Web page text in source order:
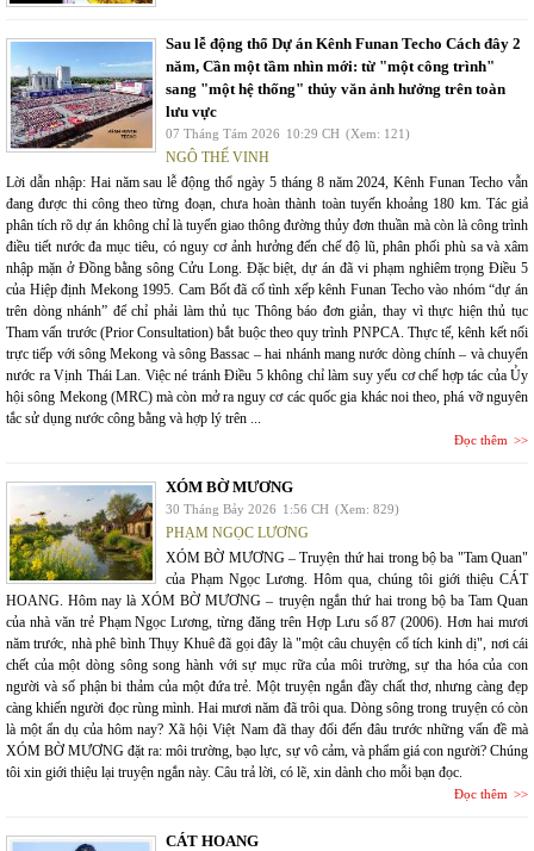
Sau lễ động thổ Dự án Kênh Funan Techo Cách đây 2
năm, Cần một tầm nhìn mới: từ "một công trình"
sang "một hệ thống" thủy văn ảnh hưởng trên toàn
lưu vực
07 Tháng Tám 2026 10:29 CH (Xem: 121)
NGÔ THẾ VINH
Lời dẫn nhập: Hai năm sau lễ động thổ ngày 5 tháng 8 năm 2024, Kênh Funan Techo vẫn
đang được thi công theo từng đoạn, chưa hoàn thành toàn tuyến khoảng 180 km. Tác giả
phân tích rõ dự án không chỉ là tuyến giao thông đường thủy đơn thuần mà còn là công trình
điều tiết nước đa mục tiêu, có nguy cơ ảnh hưởng đến chế độ lũ, phân phối phù sa và xâm
nhập mặn ở Đồng bằng sông Cửu Long. Đặc biệt, dự án đã vi phạm nghiêm trọng Điều 5
của Hiệp định Mekong 1995. Cam Bốt đã cố tình xếp kênh Funan Techo vào nhóm “dự án
trên dòng nhánh” để chỉ phải làm thủ tục Thông báo đơn giản, thay vì thực hiện thủ tục
Tham vấn trước (Prior Consultation) bắt buộc theo quy trình PNPCA. Thực tế, kênh kết nối
trực tiếp với sông Mekong và sông Bassac – hai nhánh mang nước dòng chính – và chuyển
nước ra Vịnh Thái Lan. Việc né tránh Điều 5 không chỉ làm suy yếu cơ chế hợp tác của Ủy
hội sông Mekong (MRC) mà còn mở ra nguy cơ các quốc gia khác noi theo, phá vỡ nguyên
tắc sử dụng nước công bằng và hợp lý trên ...
Đọc thêm
XÓM BỜ MƯƠNG
30 Tháng Bảy 2026 1:56 CH (Xem: 829)
PHẠM NGỌC LƯƠNG
XÓM BỜ MƯƠNG – Truyện thứ hai trong bộ ba "Tam Quan"
của Phạm Ngọc Lương. Hôm qua, chúng tôi giới thiệu CÁT
HOANG. Hôm nay là XÓM BỜ MƯƠNG – truyện ngắn thứ hai trong bộ ba Tam Quan
của nhà văn trẻ Phạm Ngọc Lương, từng đăng trên Hợp Lưu số 87 (2006). Hơn hai mươi
năm trước, nhà phê bình Thụy Khuê đã gọi đây là "một câu chuyện cổ tích kinh dị", nơi cái
chết của một dòng sông song hành với sự mục rữa của môi trường, sự tha hóa của con
người và số phận bi thảm của một đứa trẻ. Một truyện ngắn đầy chất thơ, nhưng càng đẹp
càng khiến người đọc rùng mình. Hai mươi năm đã trôi qua. Dòng sông trong truyện có còn
là một ẩn dụ của hôm nay? Xã hội Việt Nam đã thay đổi đến đâu trước những vấn đề mà
XÓM BỜ MƯƠNG đặt ra: môi trường, bạo lực, sự vô cảm, và phẩm giá con người? Chúng
tôi xin giới thiệu lại truyện ngắn này. Câu trả lời, có lẽ, xin dành cho mỗi bạn đọc.
Đọc thêm
CÁT HOANG